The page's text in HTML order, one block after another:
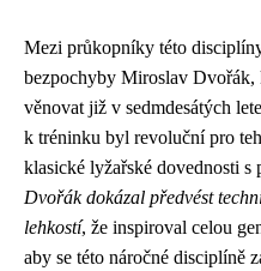
Mezi průkopníky této
bezpochyby Miroslav Dvořák,
věnovat již v sedmdesátých
k tréninku byl revoluční pro
klasické lyžařské dovednosti
Dvořák dokázal předvést
lehkostí, že inspiroval celou
aby se této náročné disciplíně